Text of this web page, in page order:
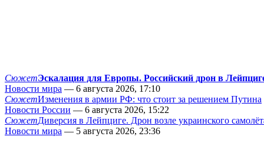
СюжетЭскалация для Европы. Российский дрон в
Новости мира — 6 августа 2026, 17:10
СюжетИзменения в армии РФ: что стоит за решением Путина
Новости России — 6 августа 2026, 15:22
СюжетДиверсия в Лейпциге. Дрон возле украинского
Новости мира — 5 августа 2026, 23:36